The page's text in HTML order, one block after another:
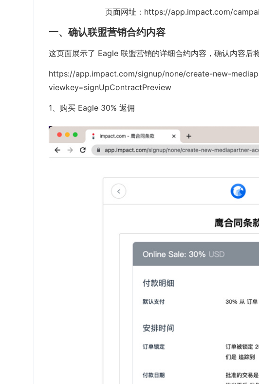
页面网址：https://app.impact.com/
一、确认联盟营销合约内容
这页面展示了 Eagle 联盟营销的详细合约内容，确认内容后
https://app.impact.com/signup/none/create-new-
viewkey=signUpContractPreview
1、购买 Eagle 30% 返佣